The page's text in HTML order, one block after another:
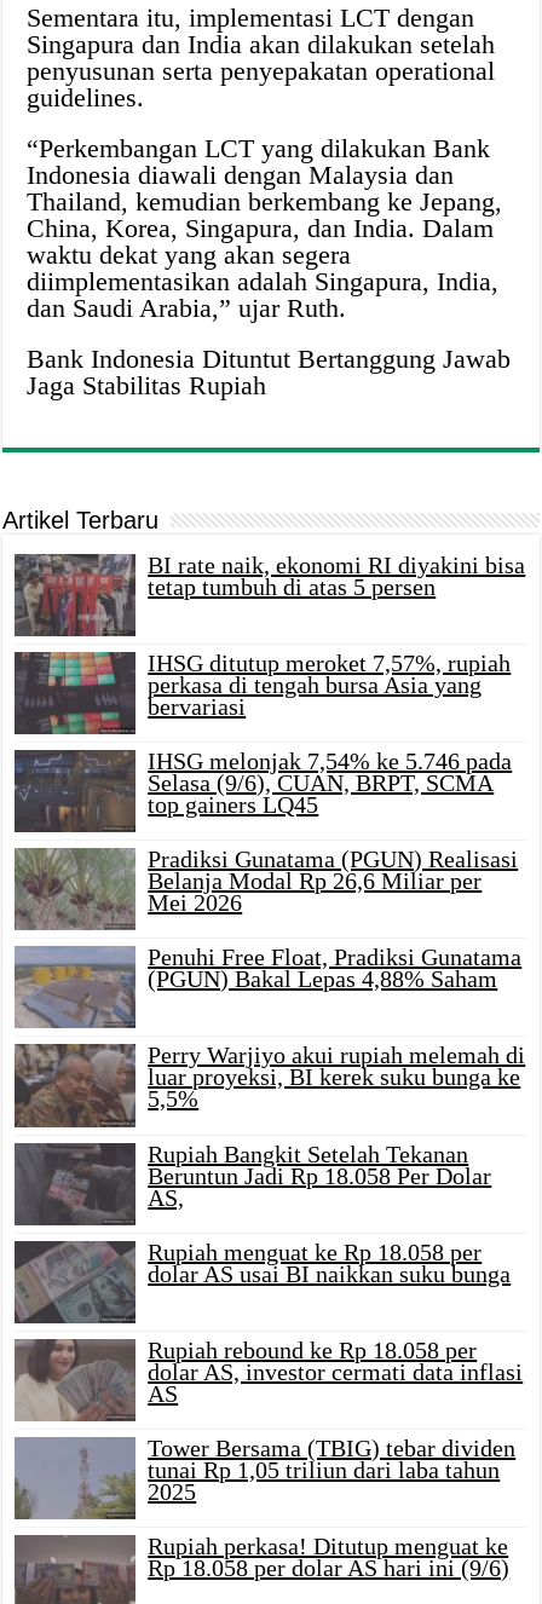
Sementara itu, implementasi LCT dengan
Singapura dan India akan dilakukan setelah
penyusunan serta penyepakatan operational
guidelines.
“Perkembangan LCT yang dilakukan Bank
Indonesia diawali dengan Malaysia dan
Thailand, kemudian berkembang ke Jepang,
China, Korea, Singapura, dan India. Dalam
waktu dekat yang akan segera
diimplementasikan adalah Singapura, India,
dan Saudi Arabia,” ujar Ruth.
Bank Indonesia Dituntut Bertanggung Jawab
Jaga Stabilitas Rupiah
Artikel Terbaru
BI rate naik, ekonomi RI diyakini bisa
tetap tumbuh di atas 5 persen
IHSG ditutup meroket 7,57%, rupiah
perkasa di tengah bursa Asia yang
bervariasi
IHSG melonjak 7,54% ke 5.746 pada
Selasa (9/6), CUAN, BRPT, SCMA
top gainers LQ45
Pradiksi Gunatama (PGUN) Realisasi
Belanja Modal Rp 26,6 Miliar per
Mei 2026
Penuhi Free Float, Pradiksi Gunatama
(PGUN) Bakal Lepas 4,88% Saham
Perry Warjiyo akui rupiah melemah di
luar proyeksi, BI kerek suku bunga ke
5,5%
Rupiah Bangkit Setelah Tekanan
Beruntun Jadi Rp 18.058 Per Dolar
AS,
Rupiah menguat ke Rp 18.058 per
dolar AS usai BI naikkan suku bunga
Rupiah rebound ke Rp 18.058 per
dolar AS, investor cermati data inflasi
AS
Tower Bersama (TBIG) tebar dividen
tunai Rp 1,05 triliun dari laba tahun
2025
Rupiah perkasa! Ditutup menguat ke
Rp 18.058 per dolar AS hari ini (9/6)